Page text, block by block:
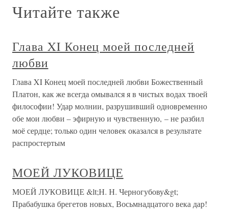
Читайте также
Глава XI Конец моей последней
любви
Глава XI Конец моей последней любви Божественный
Платон, как же всегда омывался я в чистых водах твоей
философии! Удар молнии, разрушивший одновременно
обе мои любви – эфирную и чувственную, – не разбил
моё сердце; только один человек оказался в результате
распростертым
МОЕЙ ЛУКОВИЦЕ
МОЕЙ ЛУКОВИЦЕ &lt;Н. Н. Черногубову&gt;
Прабабушка брегетов новых, Восьмнадцатого века дар!